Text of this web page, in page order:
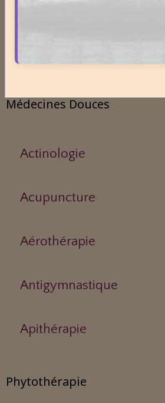
Aphrodisiaque
Médecines Douces
Actinologie
Acupuncture
Aérothérapie
Antigymnastique
Apithérapie
Phytothérapie